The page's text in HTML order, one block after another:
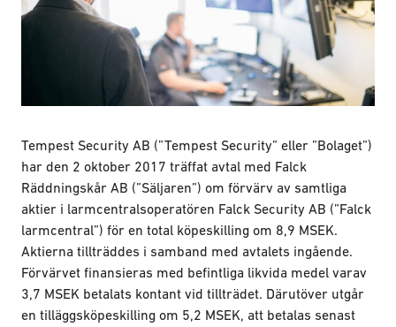
Tempest Security AB (”Tempest Security” eller ”Bolaget”)
har den 2 oktober 2017 träffat avtal med Falck
Räddningskår AB (”Säljaren”) om förvärv av samtliga
aktier i larmcentralsoperatören Falck Security AB (”Falck
larmcentral”) för en total köpeskilling om 8,9 MSEK.
Aktierna tillträddes i samband med avtalets ingående.
Förvärvet finansieras med befintliga likvida medel varav
3,7 MSEK betalats kontant vid tillträdet. Därutöver utgår
en tilläggsköpeskilling om 5,2 MSEK, att betalas senast